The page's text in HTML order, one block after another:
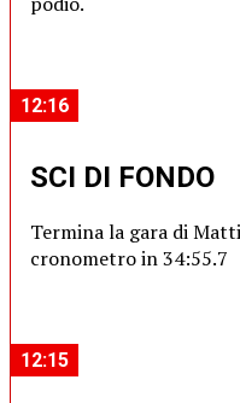
12:16
SCI DI FONDO
Termina la gara di
cronometro in 34:55.7
12:15